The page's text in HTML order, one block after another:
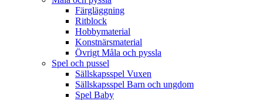
Färgläggning
Ritblock
Hobbymaterial
Konstnärsmaterial
Övrigt Måla och pyssla
Spel och pussel
Sällskapsspel Vuxen
Sällskapsspel Barn och ungdom
Spel Baby